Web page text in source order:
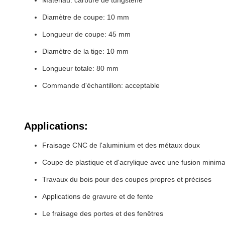
Diamètre de coupe: 10 mm
Longueur de coupe: 45 mm
Diamètre de la tige: 10 mm
Longueur totale: 80 mm
Commande d'échantillon: acceptable
Applications:
Fraisage CNC de l'aluminium et des métaux doux
Coupe de plastique et d'acrylique avec une fusion
Travaux du bois pour des coupes propres et précises
Applications de gravure et de fente
Le fraisage des portes et des fenêtres